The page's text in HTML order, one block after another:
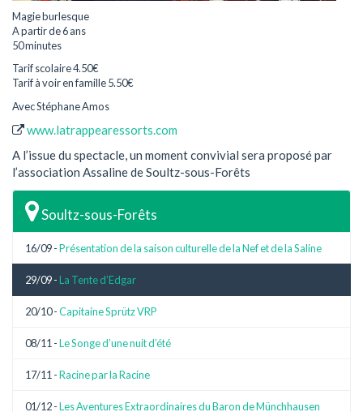
Magie burlesque
A partir de 6 ans
50 minutes
Tarif scolaire 4.50€
Tarif à voir en famille 5.50€
Avec Stéphane Amos
www.latrappearessorts.com
A l’issue du spectacle, un moment convivial sera proposé par
l’association Assaline de Soultz-sous-Forêts
Soultz-sous-Forêts
16/09 -Présentation de la saison culturelle de la Nef et de la Saline
29/09 - La Tente d’Edgar
20/10 -Capitaine Sprütz VRP
08/11 -Le Songe d’une nuit d’été
17/11 -Racine par la Racine
01/12 -Les Aventures Extraordinaires du Baron de Münchhausen